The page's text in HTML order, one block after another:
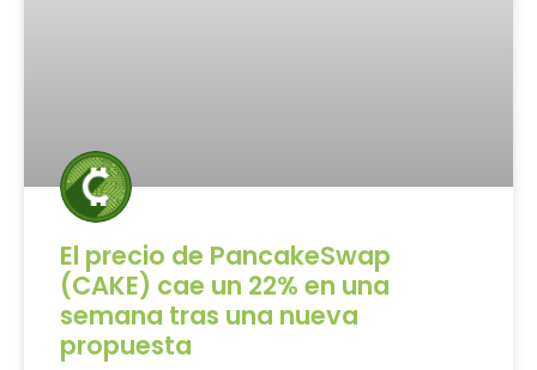
El precio de PancakeSwap
(CAKE) cae un 22% en una
semana tras una nueva
propuesta